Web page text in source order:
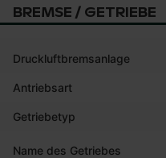
BREMSE / GETRIEBE
Druckluftbremsanlage
Antriebsart
Getriebetyp
Name des Getriebes